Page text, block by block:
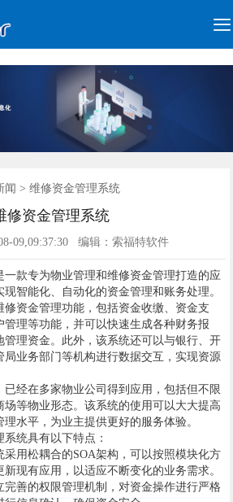

首页
公司简介
更多产品
案例展示
新闻动态
公司资质
联系我们
闻 > 维修资金管理系统
修资金管理系统
09,09:37:30 编辑：索福特软件
一款专为物业管理和维修资金管理打造的应
智能化、自动化的资金管理和账务处理。
资金管理功能，包括资金收缴、资金支
管理等功能，并可以快速生成各种财务报
管理资金。此外，该系统还可以与银行、开
局业务部门等机构进行数据交互，实现资源
已经在多家物业公司得到应用，包括但不限
等物业形态。该系统的使用可以大大提高
水平，为业主提供更好的服务体验。
统具有以下特点：
采用松耦合的SOA架构，可以按照模块化方
现有应用，以适应不断变化的业务需求。
完善的权限管理机制，对资金操作进行严格